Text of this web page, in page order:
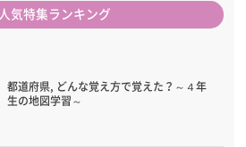
人気特集ランキング
都道府県, どんな覚え方で覚えた？～４年
生の地図学習～